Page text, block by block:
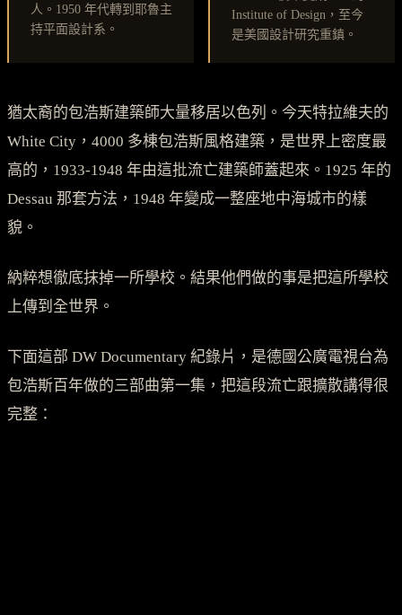
人。1950 年代轉到耶魯主
持平面設計系。
Institute of Design，至今
是美國設計研究重鎮。
猶太裔的包浩斯建築師大量移居以色列。今天特拉維夫的
White City，4000 多棟包浩斯風格建築，是世界上密度最
高的，1933-1948 年由這批流亡建築師蓋起來。1925 年的
Dessau 那套方法，1948 年變成一整座地中海城市的樣
貌。
納粹想徹底抹掉一所學校。結果他們做的事是把這所學校
上傳到全世界。
下面這部 DW Documentary 紀錄片，是德國公廣電視台為
包浩斯百年做的三部曲第一集，把這段流亡跟擴散講得很
完整：